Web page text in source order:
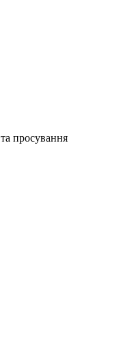
та просування